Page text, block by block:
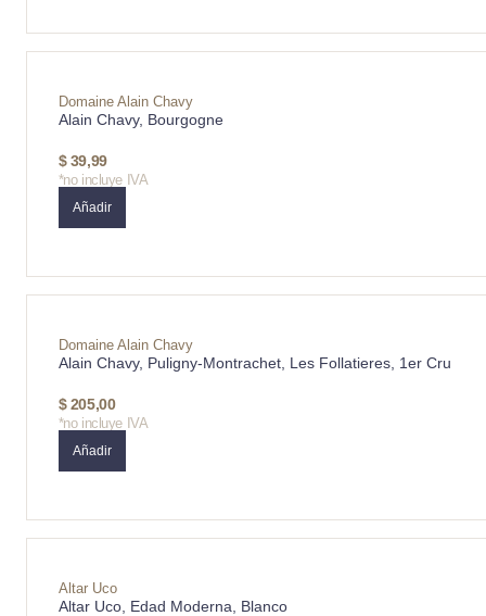
Domaine Alain Chavy
Alain Chavy, Bourgogne
$39,99
*no incluye IVA
Añadir
Domaine Alain Chavy
Alain Chavy, Puligny-Montrachet, Les Follatieres, 1er Cru
$205,00
*no incluye IVA
Añadir
Altar Uco
Altar Uco, Edad Moderna, Blanco